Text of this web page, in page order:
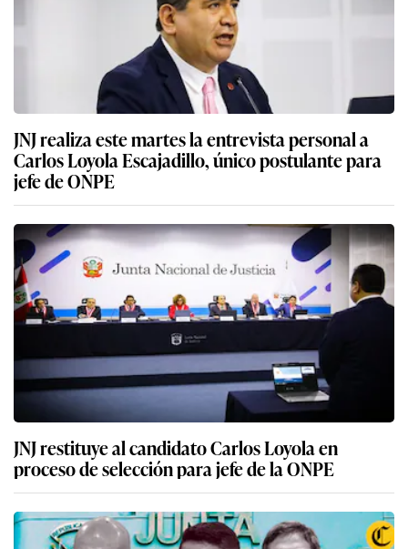
JNJ realiza este martes la entrevista personal a
Carlos Loyola Escajadillo, único postulante para
jefe de ONPE
JNJ restituye al candidato Carlos Loyola en
proceso de selección para jefe de la ONPE